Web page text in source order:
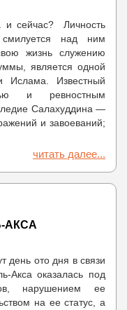
и сейчас? Личность
над ним
жизнь служению
является одной
Ислама. Известный
и ревностным
Салахуддина —
и завоеваний;
читать далее...
АКСА
день ото дня в связи
Акса оказалась под
нарушением ее
на ее статус, а